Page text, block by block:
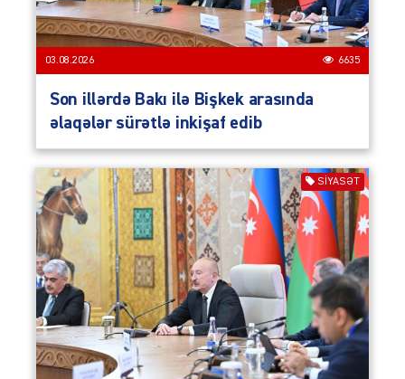
03.08.2026 6635
Son illərdə Bakı ilə Bişkek arasında
əlaqələr sürətlə inkişaf edib
SIYASƏT